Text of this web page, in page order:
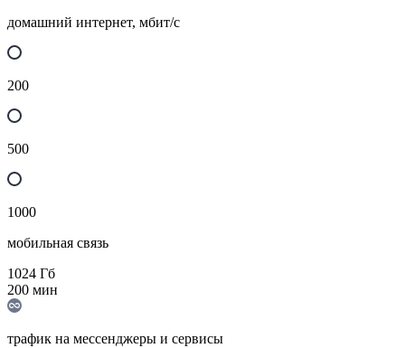
домашний интернет, мбит/с
200
500
1000
мобильная связь
1024 Гб
200 мин
трафик на мессенджеры и сервисы